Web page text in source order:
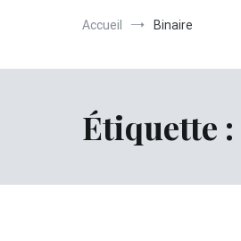
Accueil Binaire
Étiquette :